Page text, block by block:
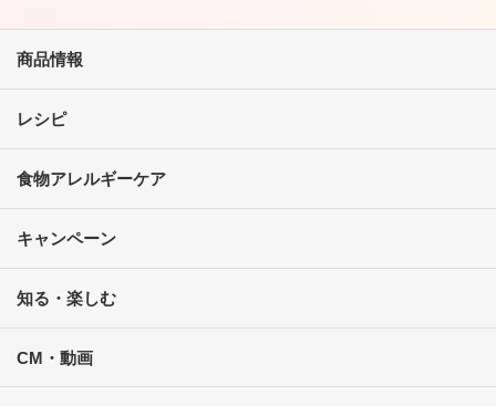
商品情報
レシピ
食物アレルギーケア
キャンペーン
知る・楽しむ
CM・動画